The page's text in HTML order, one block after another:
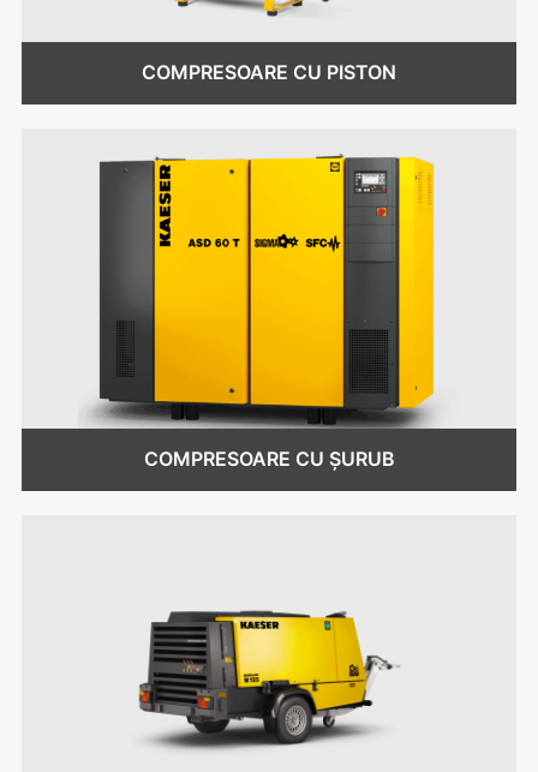
COMPRESOARE CU PISTON
COMPRESOARE CU ȘURUB